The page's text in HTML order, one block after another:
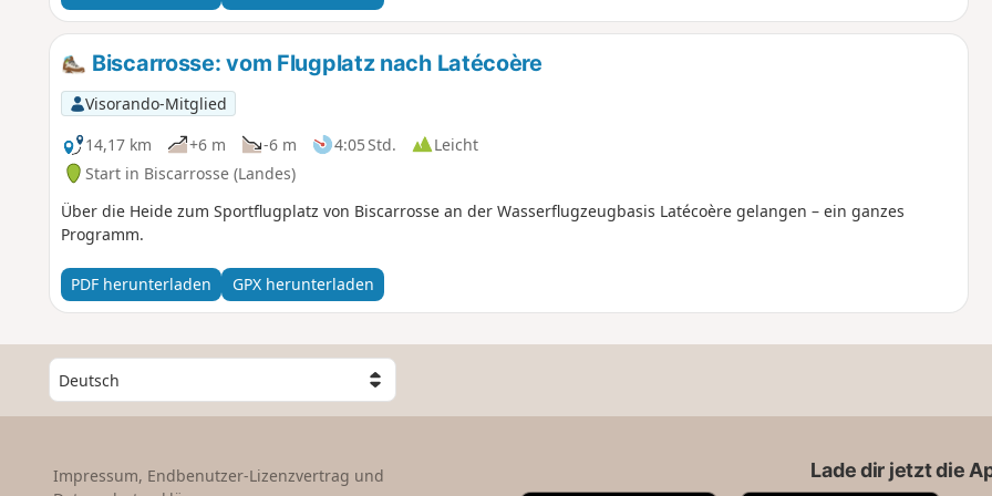
Biscarrosse: vom Flugplatz nach Latécoère
Visorando-Mitglied
14,17 km
+6 m -6 m 4:05 Std.
Leicht
Start in Biscarrosse (Landes)
Über die Heide zum Sportflugplatz von Biscarrosse an der Wasserflugzeugbasis Latécoère gelangen – ein ganzes
Programm.
PDF herunterladen GPX herunterladen
W
ä
h
eImpressum, Endbenutzer-Lizenzvertrag und
Lade dir jetzt die